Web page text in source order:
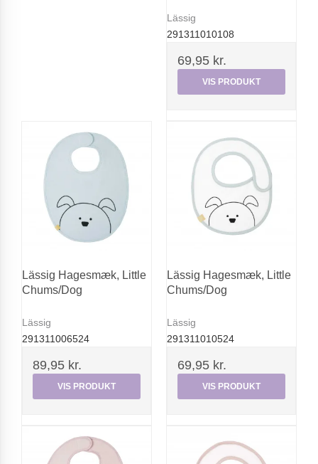
Lässig
291311010108
69,95 kr.
VIS PRODUKT
Lässig Hagesmæk, Little
Chums/Dog
Lässig
291311006524
89,95 kr.
VIS PRODUKT
Lässig Hagesmæk, Little
Chums/Dog
Lässig
291311010524
69,95 kr.
VIS PRODUKT